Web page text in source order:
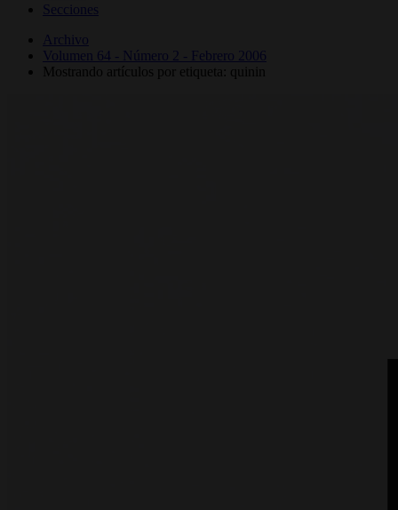
Secciones
Archivo
Volumen 64 - Número 2 - Febrero 2006
Mostrando artículos por etiqueta: quinin